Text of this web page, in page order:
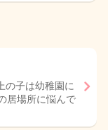
の子は幼稚園に
居場所に悩んで